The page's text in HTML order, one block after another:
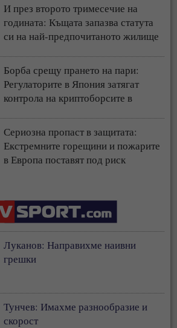
И през второто тримесечие на
годината: Къщата запазва статута
си на най-предпочитаното жилище
Борба срещу прането на пари:
Регулаторите в Япония затягат
контрола на криптоборсите в
Сериозна пропаст в защитата:
Екстремните горещини и пожарите
в Европа поставят под риск
Луканов: Направихме наивни
грешки
Тунчев: Имахме разнообразие и
скорост